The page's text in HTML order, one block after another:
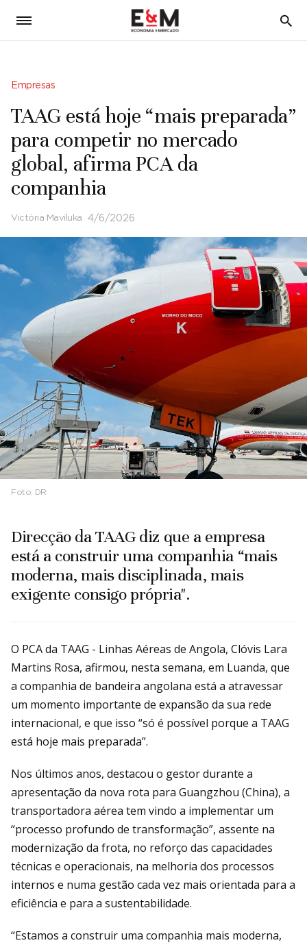
5
Empresas
TAAG está hoje “mais preparada”
para competir no mercado
global, afirma PCA da
companhia
Victória Maviluka 4/6/2026
Foto: DR
Direcção da TAAG diz que a empresa
está a construir uma companhia “mais
moderna, mais disciplinada, mais
exigente consigo própria".
O PCA da TAAG - Linhas Aéreas de Angola, Clóvis Lara
Martins Rosa, afirmou, nesta semana, em Luanda, que
a companhia de bandeira angolana está a atravessar
um momento importante de expansão da sua rede
internacional, e que isso “só é possível porque a TAAG
está hoje mais preparada”.
Nos últimos anos, destacou o gestor durante a
apresentação da nova rota para Guangzhou (China), a
transportadora aérea tem vindo a implementar um
“processo profundo de transformação”, assente na
modernização da frota, no reforço das capacidades
técnicas e operacionais, na melhoria dos processos
internos e numa gestão cada vez mais orientada para a
eficiência e para a sustentabilidade.
“Estamos a construir uma companhia mais moderna,